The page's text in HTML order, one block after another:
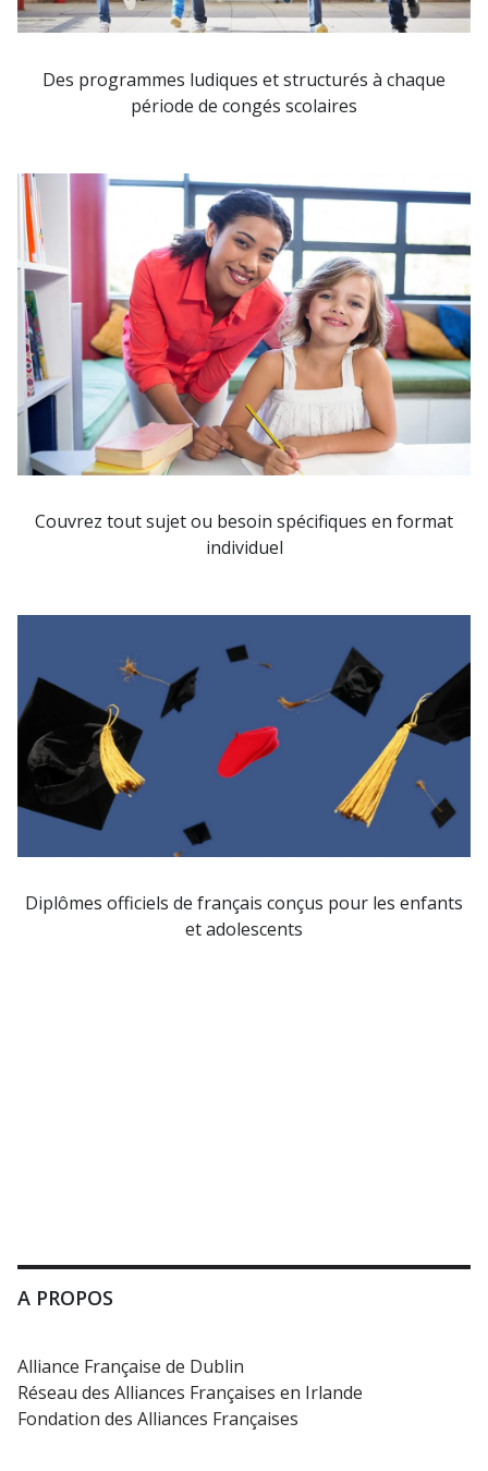
Des programmes ludiques et structurés à chaque
période de congés scolaires
Couvrez tout sujet ou besoin spécifiques en format
individuel
Diplômes officiels de français conçus pour les enfants
et adolescents
A PROPOS
Alliance Française de Dublin
Réseau des Alliances Françaises en Irlande
Fondation des Alliances Françaises